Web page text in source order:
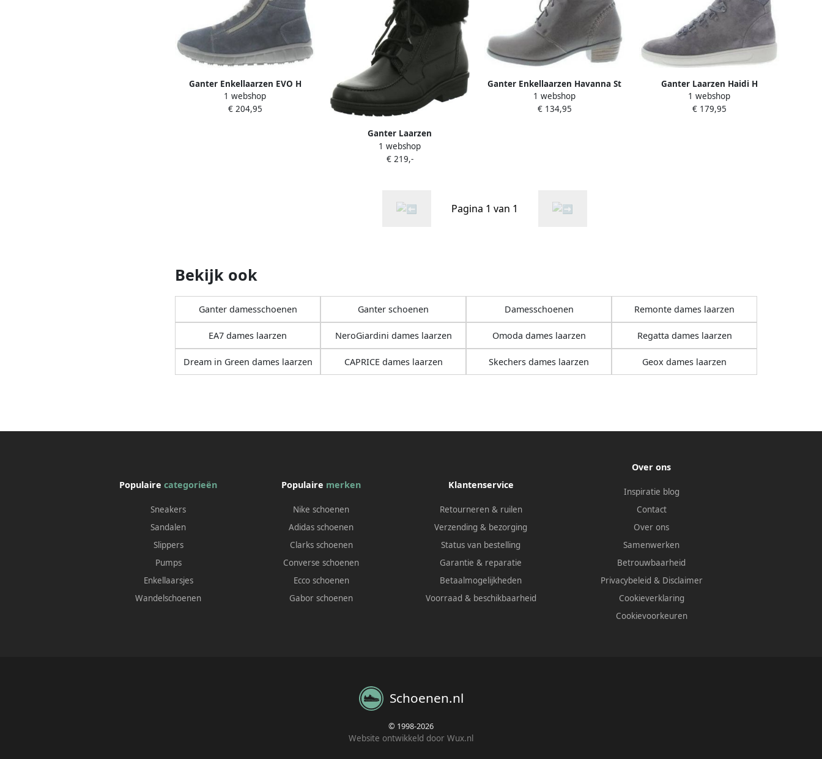
Ganter Enkellaarzen EVO H
1 webshop
€ 204,95
Ganter Laarzen
1 webshop
€ 219,-
Ganter Enkellaarzen Havanna St
H
1 webshop
€ 134,95
Ganter Laarzen Haidi H
1 webshop
€ 179,95
Pagina 1 van 1
Bekijk ook
Ganter damesschoenen Ganter schoenen Damesschoenen Remonte dames laarzen
EA7 dames laarzen NeroGiardini dames laarzen Omoda dames laarzen Regatta dames laarzen
Dream in Green dames laarzen CAPRICE dames laarzen Skechers dames laarzen Geox dames laarzen
Populairecategorieën
Sneakers
Sandalen
Slippers
Pumps
Enkellaarsjes
Wandelschoenen
Populaire merken
Nike schoenen
Adidas schoenen
Clarks schoenen
Converse schoenen
Ecco schoenen
Gabor schoenen
Klantenservice
Retourneren & ruilen
Verzending & bezorging
Status van bestelling
Garantie & reparatie
Betaalmogelijkheden
Voorraad & beschikbaarheid
Over ons
Inspiratie blog
Contact
Over ons
Samenwerken
Betrouwbaarheid
Privacybeleid & Disclaimer
Cookieverklaring
Cookievoorkeuren
Schoenen.nl
© 1998-2026
Website ontwikkeld door Wux.nl